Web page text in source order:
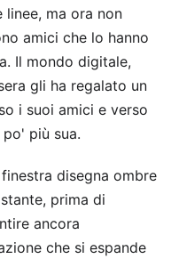
linee, ma ora non
amici che lo hanno
Il mondo digitale,
gli ha regalato un
i suoi amici e verso
più sua.
disegna ombre
prima di
ancora
che si espande